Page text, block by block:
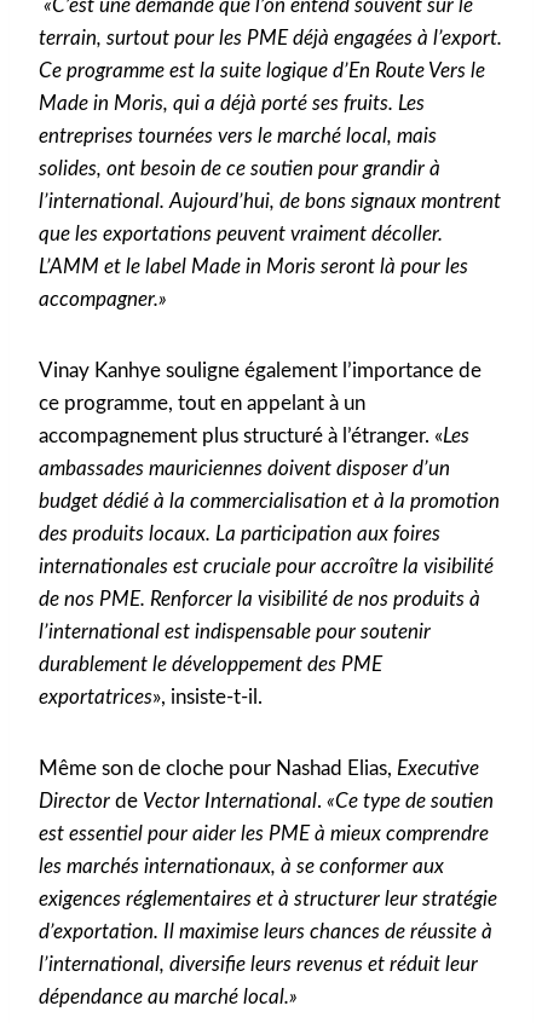
«C’est une demande que l’on entend souvent sur le
terrain, surtout pour les PME déjà engagées à l’export.
Ce programme est la suite logique d’En Route Vers le
Made in Moris, qui a déjà porté ses fruits. Les
entreprises tournées vers le marché local, mais
solides, ont besoin de ce soutien pour grandir à
l’international. Aujourd’hui, de bons signaux montrent
que les exportations peuvent vraiment décoller.
L’AMM et le label Made in Moris seront là pour les
accompagner.»
Vinay Kanhye souligne également l’importance de
ce programme, tout en appelant à un
accompagnement plus structuré à l’étranger. «Les
ambassades mauriciennes doivent disposer d’un
budget dédié à la commercialisation et à la promotion
des produits locaux. La participation aux foires
internationales est cruciale pour accroître la visibilité
de nos PME. Renforcer la visibilité de nos produits à
l’international est indispensable pour soutenir
durablement le développement des PME
exportatrices», insiste-t-il.
Même son de cloche pour Nashad Elias, Executive
Director de Vector International. «Ce type de soutien
est essentiel pour aider les PME à mieux comprendre
les marchés internationaux, à se conformer aux
exigences réglementaires et à structurer leur stratégie
d’exportation. Il maximise leurs chances de réussite à
l’international, diversifie leurs revenus et réduit leur
dépendance au marché local.»